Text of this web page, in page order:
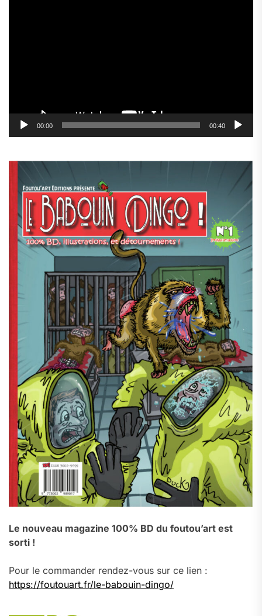
00:00 00:40
Le nouveau magazine 100% BD du foutou’art est
sorti !
Pour le commander rendez-vous sur ce lien :
https://foutouart.fr/le-babouin-dingo/